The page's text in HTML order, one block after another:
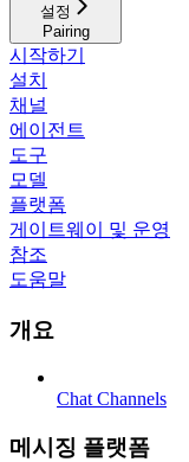
설정
Pairing
시작하기
설치
채널
에이전트
도구
모델
플랫폼
게이트웨이 및 운영
참조
도움말
개요
Chat Channels
메시징 플랫폼